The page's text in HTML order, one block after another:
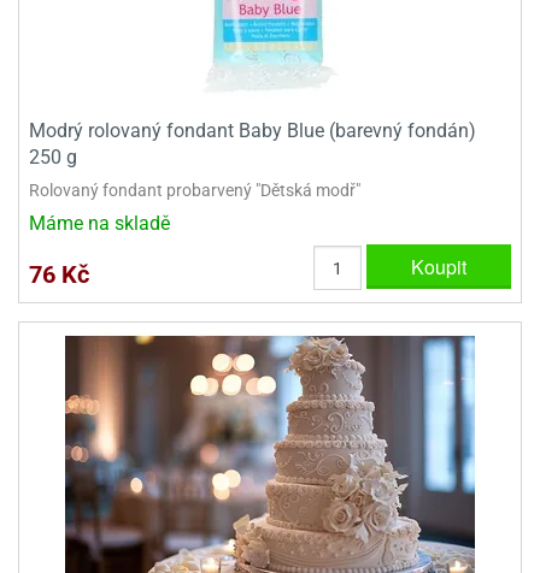
Modrý rolovaný fondant Baby Blue (barevný fondán)
250 g
Rolovaný fondant probarvený "Dětská modř"
Máme na skladě
76 Kč Koupit